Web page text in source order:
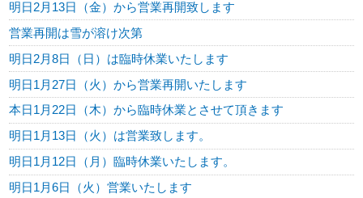
明日2月13日（金）から営業再開致します
営業再開は雪が溶け次第
明日2月8日（日）は臨時休業いたします
明日1月27日（火）から営業再開いたします
本日1月22日（木）から臨時休業とさせて頂きます
明日1月13日（火）は営業致します。
明日1月12日（月）臨時休業いたします。
明日1月6日（火）営業いたします